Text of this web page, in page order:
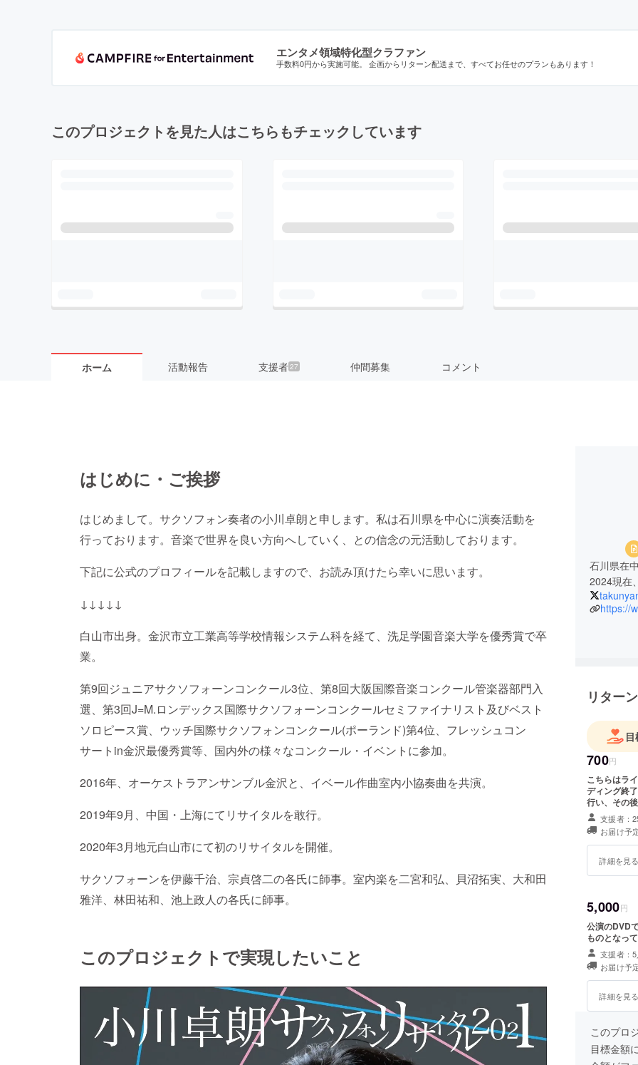
エンタメ領域特化型クラファン
手数料0円から実施可能。 企画からリターン配送まで、すべてお任せのプランもあります！
このプロジェクトを見た人はこちらもチェックしています
ホーム 活動報告 支援者27 仲間募集 コメント
はじめに・ご挨拶
はじめまして。サクソフォン奏者の小川卓朗と申します。私は石川県を中心に演奏活動を
行っております。音楽で世界を良い方向へしていく、との信念の元活動しております。
下記に公式のプロフィールを記載しますので、お読み頂けたら幸いに思います。
↓↓↓↓↓
白山市出身。金沢市立工業高等学校情報システム科を経て、洗足学園音楽大学を優秀賞で卒
業。
第9回ジュニアサクソフォーンコンクール3位、第8回大阪国際音楽コンクール管楽器部門入
選、第3回J=M.ロンデックス国際サクソフォーンコンクールセミファイナリスト及びベスト
ソロピース賞、ウッチ国際サクソフォンコンクール(ポーランド)第4位、フレッシュコン
サートin金沢最優秀賞等、国内外の様々なコンクール・イベントに参加。
2016年、オーケストラアンサンブル金沢と、イベール作曲室内小協奏曲を共演。
2019年9月、中国・上海にてリサイタルを敢行。
2020年3月地元白山市にて初のリサイタルを開催。
サクソフォーンを伊藤千治、宗貞啓二の各氏に師事。室内楽を二宮和弘、貝沼拓実、大和田
雅洋、林田祐和、池上政人の各氏に師事。
このプロジェクトで実現したいこと
石川県在
2024現在
https://
リター
700円
こちらはラ
ディング終
行い、その
支援者：
お届け予
詳細を見
5,000円
公演のDVD
ものとなっ
支援者：
お届け予
詳細を見
このプロ
目標金額